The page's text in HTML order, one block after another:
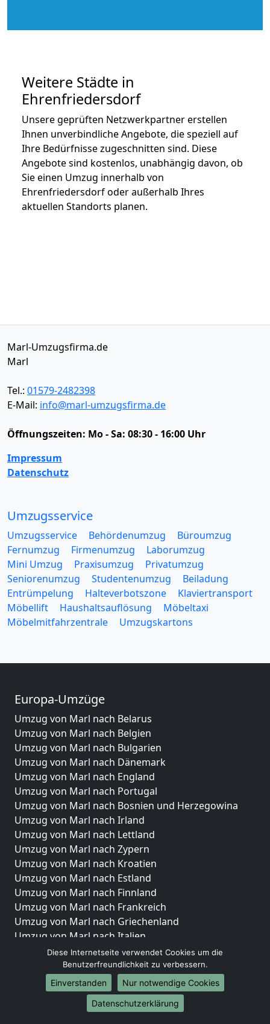
Weitere Städte in
Ehrenfriedersdorf
Unsere geprüften Netzwerkpartner erstellen
Ihnen unverbindliche Angebote, die speziell auf
Ihre Bedürfnisse zugeschnitten sind. Diese
Angebote sind kostenlos, unabhängig davon, ob
Sie einen Umzug innerhalb von
Ehrenfriedersdorf oder außerhalb Ihres
aktuellen Standorts planen.
Marl-Umzugsfirma.de
Marl
Tel.: 01579-2482398
E-Mail: info@marl-umzugsfirma.de
Öffnungszeiten: Mo - Sa: 08:30 - 16:00 Uhr
Impressum
Datenschutz
Umzugsservice
Umzugsservice Behördenumzug
Büroumzug
Fernumzug
Firmenumzug
Laborumzug
Mini Umzug
Praxisumzug
Privatumzug
Seniorenumzug
Studentenumzug
Beiladung
Entrümpelung
Halteverbotszone
Klaviertransport
Möbellift
Haushaltsauflösung
Möbeltaxi
Möbelmitfahrzentrale
Umzugskartons
Europa-Umzüge
Umzug von Marl nach Belarus
Umzug von Marl nach Belgien
Umzug von Marl nach Bulgarien
Umzug von Marl nach Dänemark
Umzug von Marl nach England
Umzug von Marl nach Portugal
Umzug von Marl nach Bosnien und Herzegowina
Umzug von Marl nach Irland
Umzug von Marl nach Lettland
Umzug von Marl nach Zypern
Umzug von Marl nach Kroatien
Umzug von Marl nach Estland
Umzug von Marl nach Finnland
Umzug von Marl nach Frankreich
Umzug von Marl nach Griechenland
Umzug von Marl nach Italien
Umzug von Marl nach Liechtenstein
Umzug von Marl nach Luxemburg
Umzug von Marl nach Niederlande
Umzug von Marl nach Norwegen
Umzüge-Deutschlandweit
Diese Internetseite verwendet Cookies um die
Benutzerfreundlichkeit zu verbessern.
Einverstanden
Nur notwendige Cookies
Datenschutzerklärung